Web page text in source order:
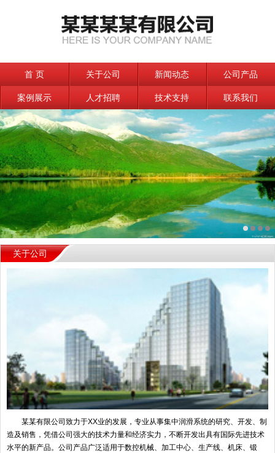
首 页 关于公司 新闻动态 公司产品
案例展示 人才招聘 技术支持 联系我们
关于公司
某某有限公司致力于XX业的发展，专业从事集中润滑系统的研究、开发、制
造及销售，凭借公司强大的技术力量和经济实力，不断开发出具有国际先进技术
水平的新产品。公司产品广泛适用于数控机械、加工中心、生产线、机床、锻